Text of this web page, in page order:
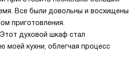
Все были довольны и восхищены
приготовления.
духовой шкаф стал
моей кухни, облегчая процесс